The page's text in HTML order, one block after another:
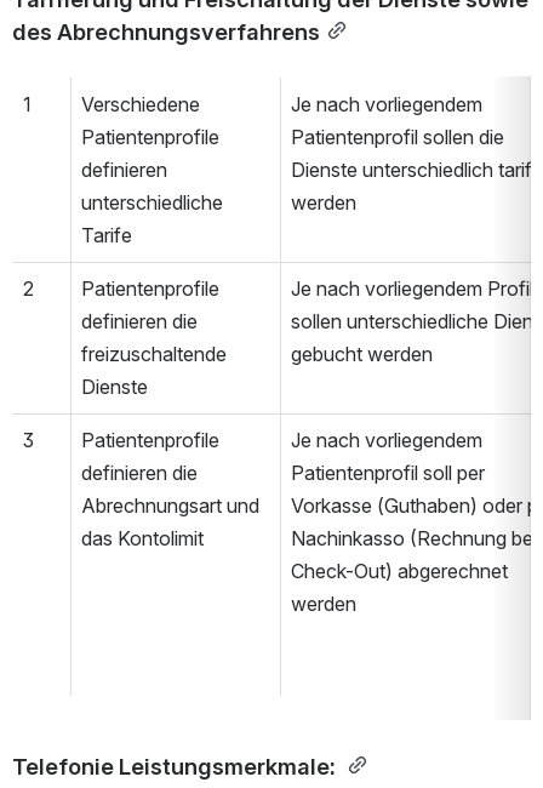
des Abrechnungsverfahrens
1
Verschiedene
Patientenprofile
definieren
unterschiedliche
Tarife
Je nach vorliegendem
Patientenprofil sollen die
Dienste unterschiedlich
werden
2
Patientenprofile
definieren die
freizuschaltende
Dienste
Je nach vorliegendem Profil
sollen unterschiedliche
gebucht werden
3
Patientenprofile
definieren die
Abrechnungsart und
das Kontolimit
Je nach vorliegendem
Patientenprofil soll per
Vorkasse (Guthaben) oder
Nachinkasso (Rechnung bei
Check-Out) abgerechnet
werden
Telefonie Leistungsmerkmale: